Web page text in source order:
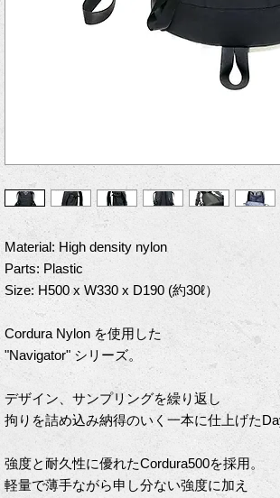
Material: High density nylon
Parts: Plastic
Size: H500 x W330 x D190 (約30ℓ）
Cordura Nylon を使用した
"Navigator" シリーズ。
デザイン、サンプリングを繰り返し
拘りを詰め込み納得のいく一本に仕上げた
強度と耐久性に優れたCordura500を採用。
軽量で薄手ながら申し分ない強度に加え